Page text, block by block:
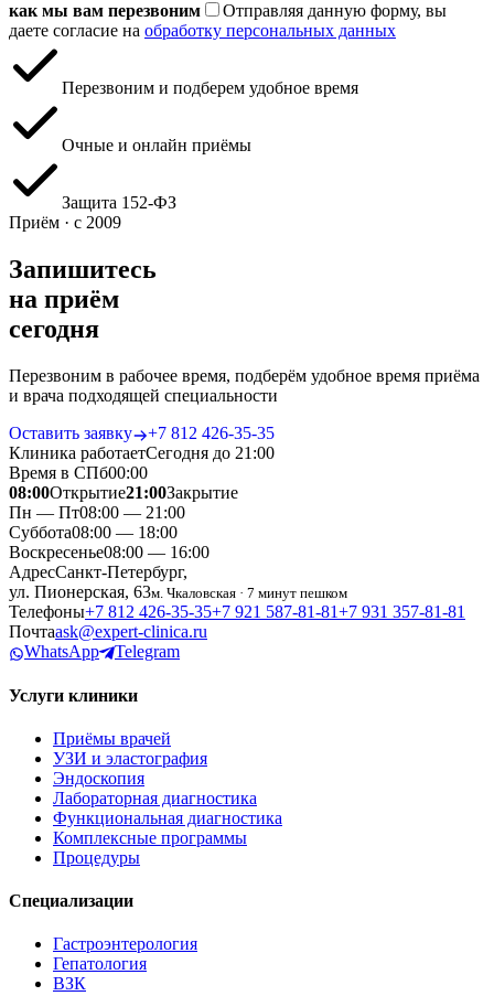
как мы вам перезвоним
Отправляя данную форму, вы
даете согласие на обработку персональных данных
Перезвоним и подберем удобное время
Очные и онлайн приёмы
Защита 152‑ФЗ
Приём · с 2009
Запишитесь
на приём
сегодня
Перезвоним в рабочее время, подберём удобное время приёма
и врача подходящей специальности
Оставить заявку
+7 812 426‑35‑35
Клиника работаетСегодня до 21:00
Время в СПб00:00
08:00Открытие21:00Закрытие
Пн — Пт08:00 — 21:00
Суббота08:00 — 18:00
Воскресенье08:00 — 16:00
АдресСанкт-Петербург,
ул. Пионерская, 63м. Чкаловская · 7 минут пешком
Телефоны+7 812 426‑35‑35+7 921 587‑81‑81+7 931 357‑81‑81
Почтаask@expert-clinica.ru
WhatsApp
Telegram
Услуги клиники
Приёмы врачей
УЗИ и эластография
Эндоскопия
Лабораторная диагностика
Функциональная диагностика
Комплексные программы
Процедуры
Специализации
Гастроэнтерология
Гепатология
ВЗК